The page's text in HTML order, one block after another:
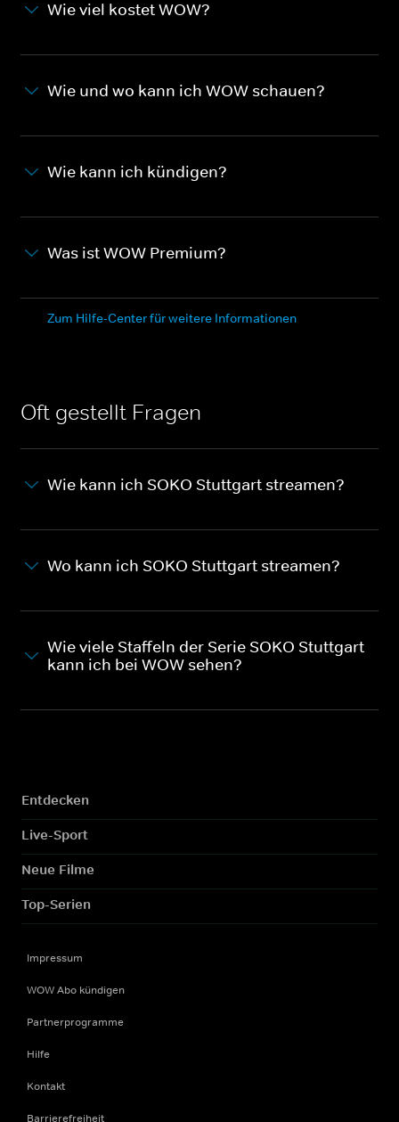
Wie viel kostet WOW?
Wie und wo kann ich WOW schauen?
Wie kann ich kündigen?
Was ist WOW Premium?
Zum Hilfe-Center für weitere Informationen
Oft gestellt Fragen
Wie kann ich SOKO Stuttgart streamen?
Wo kann ich SOKO Stuttgart streamen?
Wie viele Staffeln der Serie SOKO Stuttgart
kann ich bei WOW sehen?
Entdecken
Live-Sport
Neue Filme
Top-Serien
Impressum
WOW Abo kündigen
Partnerprogramme
Hilfe
Kontakt
Barrierefreiheit